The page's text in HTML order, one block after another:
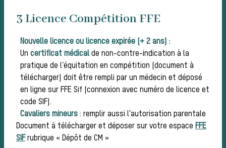
3 Licence Compétition FFE
Nouvelle licence ou licence expirée (+ 2 ans) :
Un certificat médical de non-contre-indication à la
pratique de l’équitation en compétition (document à
télécharger) doit être rempli par un médecin et déposé
en ligne sur FFE Sif (connexion avec numéro de licence et
code SIF).
Cavaliers mineurs : remplir aussi l’autorisation parentale
Document à télécharger et déposer sur votre espace FFE
SIFrubrique « Dépôt de CM »